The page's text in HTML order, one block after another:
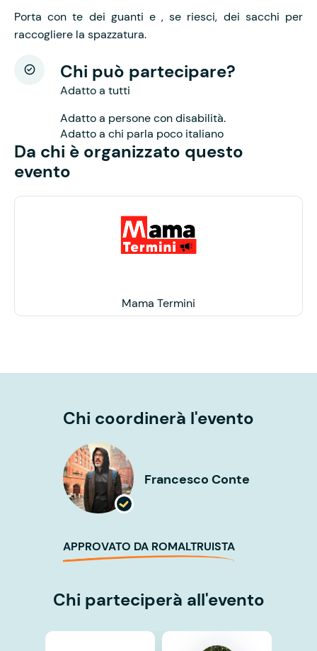
Porta con te dei guanti e , se riesci, dei sacchi per
raccogliere la spazzatura.
Chi può partecipare?
Adatto a tutti
Adatto a persone con disabilità.
Adatto a chi parla poco italiano
Da chi è organizzato questo
evento
Mama Termini
Chi coordinerà l'evento
Francesco Conte
APPROVATO DA ROMALTRUISTA
Chi parteciperà all'evento